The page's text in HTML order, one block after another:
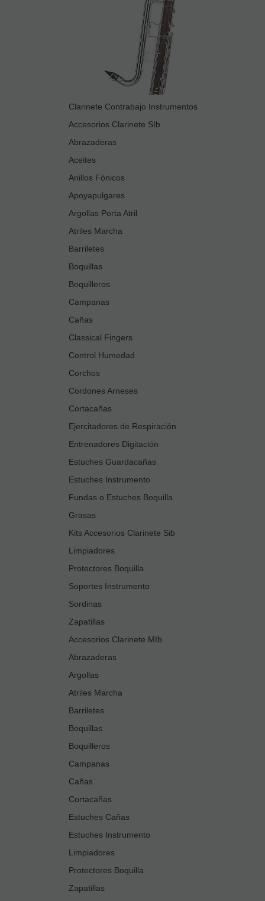
Clarinete Contrabajo Instrumentos
Accesorios Clarinete SIb
Abrazaderas
Aceites
Anillos Fónicos
Apoyapulgares
Argollas Porta Atril
Atriles Marcha
Barriletes
Boquillas
Boquilleros
Campanas
Cañas
Classical Fingers
Control Humedad
Corchos
Cordones Arneses
Cortacañas
Ejercitadores de Respiración
Entrenadores Digitación
Estuches Guardacañas
Estuches Instrumento
Fundas o Estuches Boquilla
Grasas
Kits Accesorios Clarinete Sib
Limpiadores
Protectores Boquilla
Soportes Instrumento
Sordinas
Zapatillas
Accesorios Clarinete MIb
Abrazaderas
Argollas
Atriles Marcha
Barriletes
Boquillas
Boquilleros
Campanas
Cañas
Cortacañas
Estuches Cañas
Estuches Instrumento
Limpiadores
Protectores Boquilla
Zapatillas